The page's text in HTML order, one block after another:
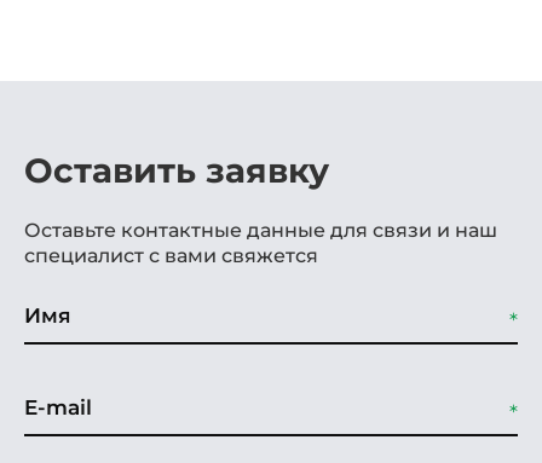
Оставить заявку
Оставьте контактные данные для связи и наш
специалист с вами свяжется